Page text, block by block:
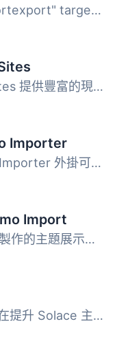
o.com/goto/wpimportexport" target="_blank">WordPress Impo...
aThemes Starter Sites 提供豐富的現成網站範本庫，讓企業主...
Importer
FameTheme Demo Importer 外掛可讓使用者一鍵匯入 FameThemes...
Import
您喜歡 Rara Theme 製作的主題展示嗎？還是需要設定主題的指...
Solace Extra 外掛旨在提升 Solace 主題使用者的體驗，透過簡...